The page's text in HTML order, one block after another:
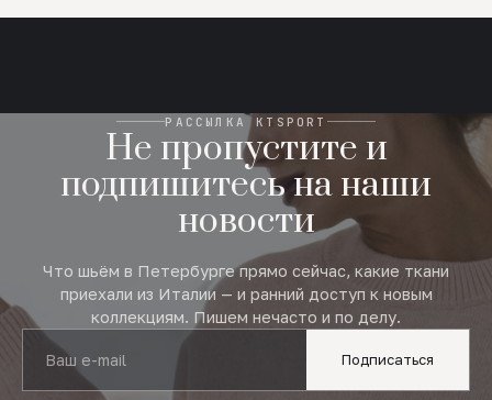
РАССЫЛКА KTSPORT
Не пропустите и
подпишитесь на наши
новости
Что шьём в Петербурге прямо сейчас, какие ткани
приехали из Италии — и ранний доступ к новым
коллекциям. Пишем нечасто и по делу.
Подписаться